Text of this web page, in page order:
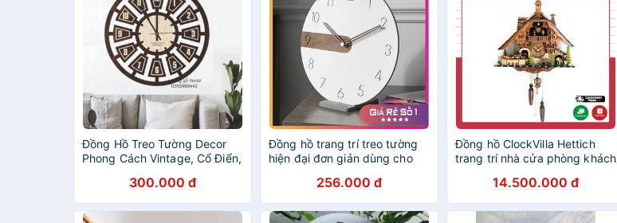
Đồng Hồ Treo Tường Decor
Phong Cách Vintage, Cổ Điển,
300.000 đ
Đồng hồ trang trí treo tường
hiện đại đơn giản dùng cho
cửa DHM001256.000 đ
Đồng hồ ClockVilla Hettich
trang trí nhà cửa phòng khách
14.500.000 đ